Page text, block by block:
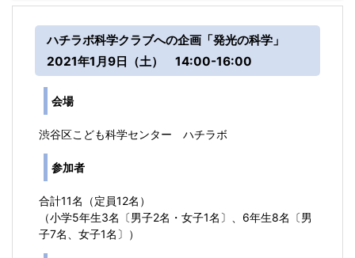
ハチラボ科学クラブへの企画「発光の科学」
2021年1月9日（土） 14:00-16:00
会場
渋谷区こども科学センター ハチラボ
参加者
合計11名（定員12名）
（小学5年生3名〔男子2名・女子1名〕、6年生8名〔男
子7名、女子1名〕）